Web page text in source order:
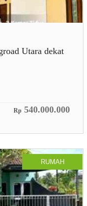
Utara dekat
Rp 540.000.000
RUMAH